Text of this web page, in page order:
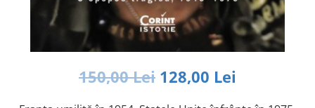
Științe Sociale si Umaniste
150,00 Lei 128,00 Lei